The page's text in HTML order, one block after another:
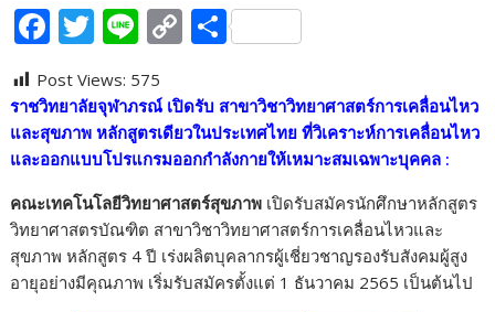
F
e
b
o
o
k
T
itt
er
Li
e
C
p
y
Li
n
k
S
ar
e
Post Views: 575
ราชวิทยาลัยจุฬาภรณ์ เปิดรับ สาขาวิชาวิทยาศาสตร์การเคลื่อนไหว
และสุขภาพ หลักสูตรเดียวในประเทศไทย ที่วิเคราะห์การเคลื่อนไหว
และออกแบบโปรแกรมออกกำลังกายให้เหมาะสมเฉพาะบุคคล :
คณะเทคโนโลยีวิทยาศาสตร์สุขภาพ เปิดรับสมัครนักศึกษาหลักสูตร
วิทยาศาสตรบัณฑิต สาขาวิชาวิทยาศาสตร์การเคลื่อนไหวและ
สุขภาพ หลักสูตร 4 ปี เร่งผลิตบุคลากรผู้เชี่ยวชาญรองรับสังคมผู้สูง
อายุอย่างมีคุณภาพ เริ่มรับสมัครตั้งแต่ 1 ธันวาคม 2565 เป็นต้นไป